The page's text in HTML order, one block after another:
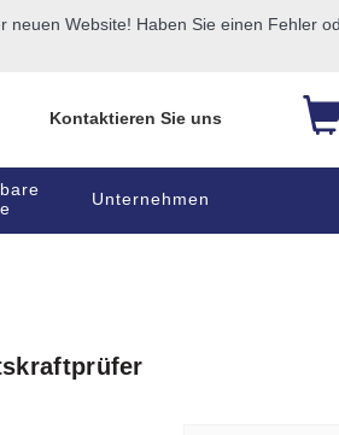
neuen Website! Haben Sie einen Fehler
Kontaktieren Sie uns
Unternehmen